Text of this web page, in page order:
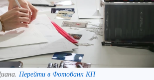
Перейти в Фотобанк КП